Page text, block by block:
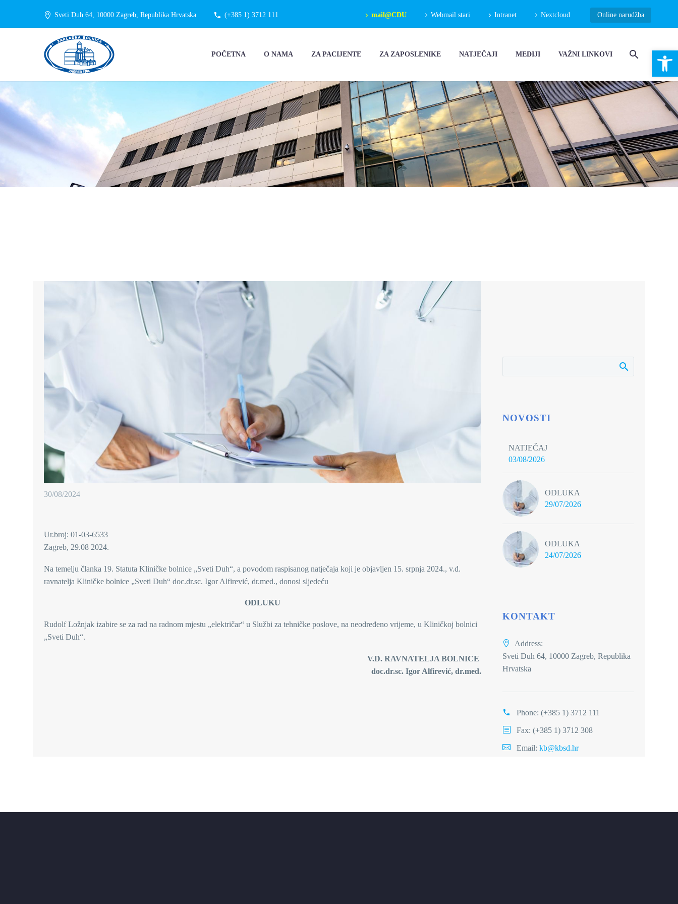
Sveti Duh 64, 10000 Zagreb, Republika Hrvatska (+385 1) 3712 111 mail@CDU Webmail stari Intranet Nextcloud Online narudžba
POČETNA O NAMA ZA PACIJENTE ZA ZAPOSLENIKE NATJEČAJI MEDIJI VAŽNI LINKOVI
30/08/2024
Ur.broj: 01-03-6533
Zagreb, 29.08 2024.
Na temelju članka 19. Statuta Kliničke bolnice „Sveti Duh“, a povodom raspisanog natječaja koji je objavljen 15. srpnja 2024., v.d.
ravnatelja Kliničke bolnice „Sveti Duh“ doc.dr.sc. Igor Alfirević, dr.med., donosi sljedeću
ODLUKU
Rudolf Ložnjak izabire se za rad na radnom mjestu „električar“ u Službi za tehničke poslove, na neodređeno vrijeme, u Kliničkoj bolnici
„Sveti Duh“.
V.D. RAVNATELJA BOLNICE
doc.dr.sc. Igor Alfirević, dr.med.
NOVOSTI
NATJEČAJ
03/08/2026
ODLUKA
29/07/2026
ODLUKA
24/07/2026
KONTAKT
Address:
Sveti Duh 64, 10000 Zagreb, Republika
Hrvatska
Phone: (+385 1) 3712 111
Fax: (+385 1) 3712 308
Email: kb@kbsd.hr